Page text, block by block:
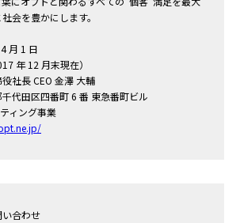
会を豊かにします。
月 1 日
年 12 月末現在）
社長 CEO 金澤 大輔
代田区四番町 6 番 東急番町ビル
ィング事業
合わせ